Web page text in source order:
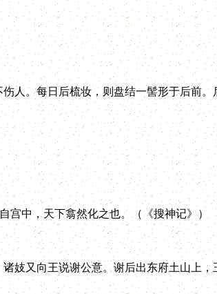
。每日后梳妆，则盘结一髻形于后前。
中，天下翕然化之也。（《搜神记》）
又向王说谢公意。谢后出东府土山上，